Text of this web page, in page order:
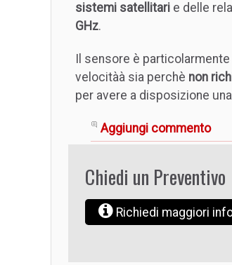
sistemi satellitari e delle
GHz.
Il sensore è
velocitàà sia perchè non
per avere a disposizione
Aggiungi commento
Chiedi un Preventivo
Richiedi maggiori